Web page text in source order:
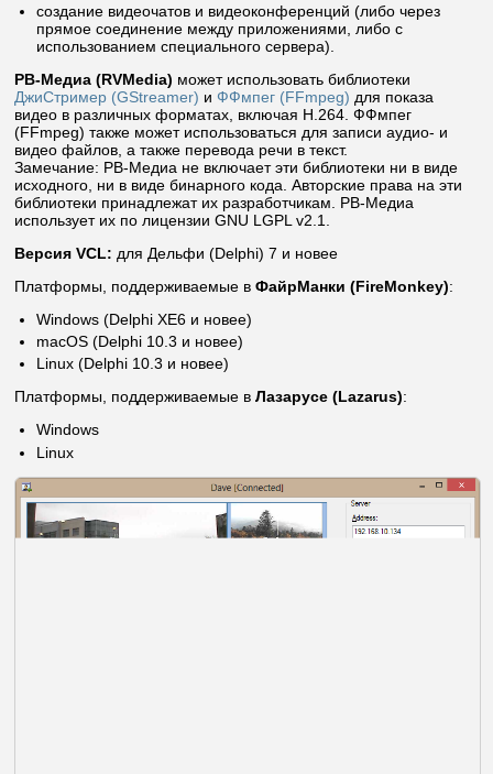
создание видеочатов и видеоконференций (либо через
прямое соединение между приложениями, либо с
использованием специального сервера).
РВ-Медиа (RVMedia) может использовать библиотеки
ДжиСтример (GStreamer) и ФФмпег (FFmpeg) для показа
видео в различных форматах, включая H.264. ФФмпег
(FFmpeg) также может использоваться для записи аудио- и
видео файлов, а также перевода речи в текст.
Замечание: РВ-Медиа не включает эти библиотеки ни в виде
исходного, ни в виде бинарного кода. Авторские права на эти
библиотеки принадлежат их разработчикам. РВ-Медиа
использует их по лицензии GNU LGPL v2.1.
Версия VCL: для Дельфи (Delphi) 7 и новее
Платформы, поддерживаемые в ФайрМанки (FireMonkey):
Windows (Delphi XE6 и новее)
macOS (Delphi 10.3 и новее)
Linux (Delphi 10.3 и новее)
Платформы, поддерживаемые в Лазарусе (Lazarus):
Windows
Linux